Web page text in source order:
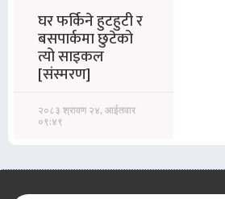
घर फर्किने हुटहुटी र
बसपार्कमा छुटेको
त्यो साइकल
[संस्मरण]
२०८३ श्रावण २४, आईतवार
०९:४९